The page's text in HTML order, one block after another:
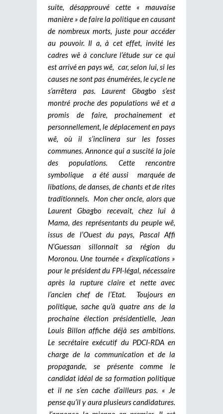
suite, désapprouvé cette « mauvaise
manière » de faire la politique en causant
de nombreux morts, juste pour accéder
au pouvoir. Il a, à cet effet, invité les
cadres wê à conclure l’étude sur ce qui
est arrivé en pays wê, car, selon lui, si les
causes ne sont pas énumérées, le cycle ne
s’arrêtera pas. Laurent Gbagbo s’est
montré proche des populations wê et a
promis de faire, prochainement et
personnellement, le déplacement en pays
wê, où il s’inclinera sur les fosses
communes. Annonce qui a suscité la joie
des populations. Cette rencontre
symbolique a été aussi marquée de
libations, de danses, de chants et de rites
traditionnels. Mon cher oncle, alors que
Laurent Gbagbo recevait, chez lui à
Mama, des représentants du peuple wê,
issus de l’Ouest du pays, Pascal Affi
N’Guessan sillonnait sa région du
Moronou. Une tournée « d’explications »
pour le président du FPI-légal, nécessaire
après la rupture claire et nette avec
l’ancien chef de l’Etat. Toujours en
politique, sache qu’à quatre ans de la
prochaine élection présidentielle, Jean
Louis Billon affiche déjà ses ambitions.
Le secrétaire exécutif du PDCI-RDA en
charge de la communication et de la
propagande, se présente comme le
candidat idéal de sa formation politique
et il ne s’en cache d’ailleurs pas. « Je
pense qu’il y aura plusieurs candidatures.